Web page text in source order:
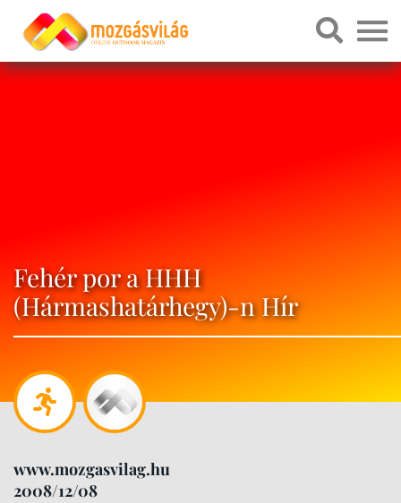
Fehér por a HHH
(Hármashatárhegy)-n Hír
www.mozgasvilag.hu
2008/12/08